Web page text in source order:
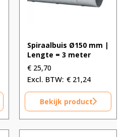
Spiraalbuis Ø150 mm |
Lengte = 3 meter
€ 25,70
€ 21,24
Bekijk product